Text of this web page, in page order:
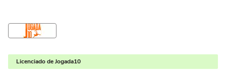
Licenciado de Jogada10